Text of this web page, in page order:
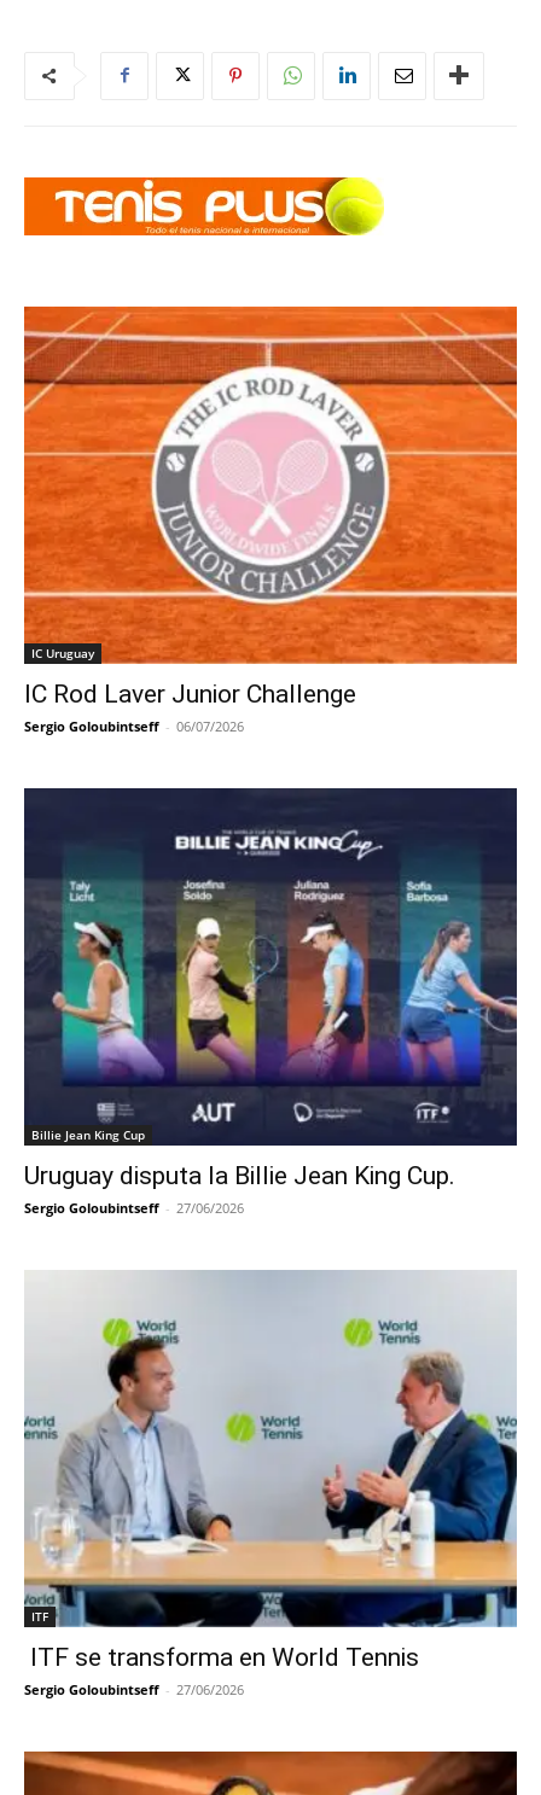
IC Uruguay
IC Rod Laver Junior Challenge
Sergio Goloubintseff - 06/07/2026
Billie Jean King Cup
Uruguay disputa la Billie Jean King Cup.
Sergio Goloubintseff - 27/06/2026
ITF
ITF se transforma en World Tennis
Sergio Goloubintseff - 27/06/2026